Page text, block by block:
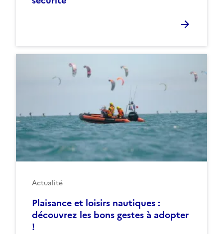
Plaisance et loisirs nautiques :
découvrez les bons gestes à adopter
!
Actualité